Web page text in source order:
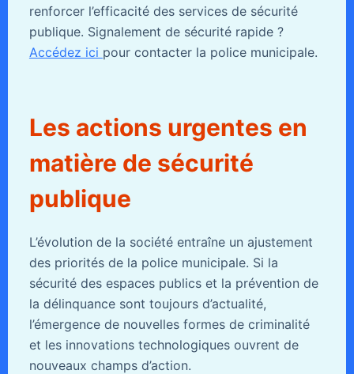
renforcer l’efficacité des services de sécurité
publique. Signalement de sécurité rapide ?
Accédez ici pour contacter la police municipale.
Les actions urgentes en
matière de sécurité
publique
L’évolution de la société entraîne un ajustement
des priorités de la police municipale. Si la
sécurité des espaces publics et la prévention de
la délinquance sont toujours d’actualité,
l’émergence de nouvelles formes de criminalité
et les innovations technologiques ouvrent de
nouveaux champs d’action.